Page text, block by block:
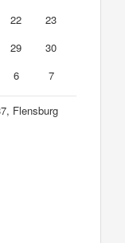
22
23
29
30
6 7
Flensburg